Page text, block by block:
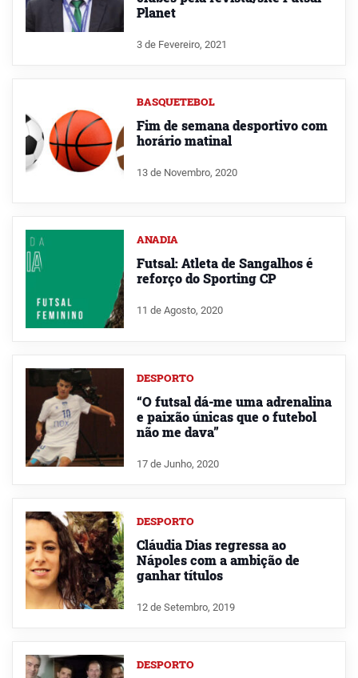
Planet
3 de Fevereiro, 2021
BASQUETEBOL
Fim de semana desportivo com
horário matinal
13 de Novembro, 2020
ANADIA
Futsal: Atleta de Sangalhos é
reforço do Sporting CP
11 de Agosto, 2020
DESPORTO
“O futsal dá-me uma adrenalina
e paixão únicas que o futebol
não me dava”
17 de Junho, 2020
DESPORTO
Cláudia Dias regressa ao
Nápoles com a ambição de
ganhar títulos
12 de Setembro, 2019
DESPORTO